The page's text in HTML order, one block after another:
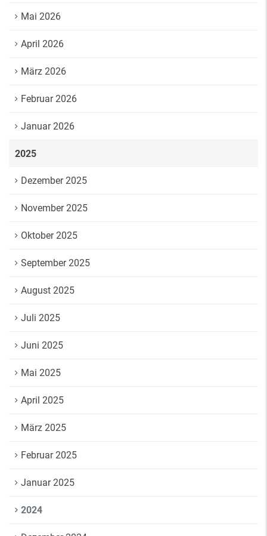
Mai 2026
April 2026
März 2026
Februar 2026
Januar 2026
2025
Dezember 2025
November 2025
Oktober 2025
September 2025
August 2025
Juli 2025
Juni 2025
Mai 2025
April 2025
März 2025
Februar 2025
Januar 2025
2024